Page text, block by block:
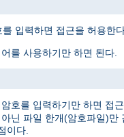
입력하면 접근을 허용한
를 사용하기만 하면 된다.
호를 입력하기만 하면 접
닌 파일 한개(암호파일)
이다.